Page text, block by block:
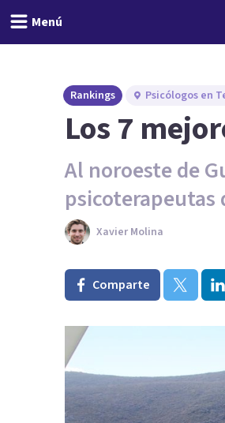
Menú
Rankings Psicólogos en
Los 7
Al noroeste de
psicoterapeutas
Xavier Molina
Comparte